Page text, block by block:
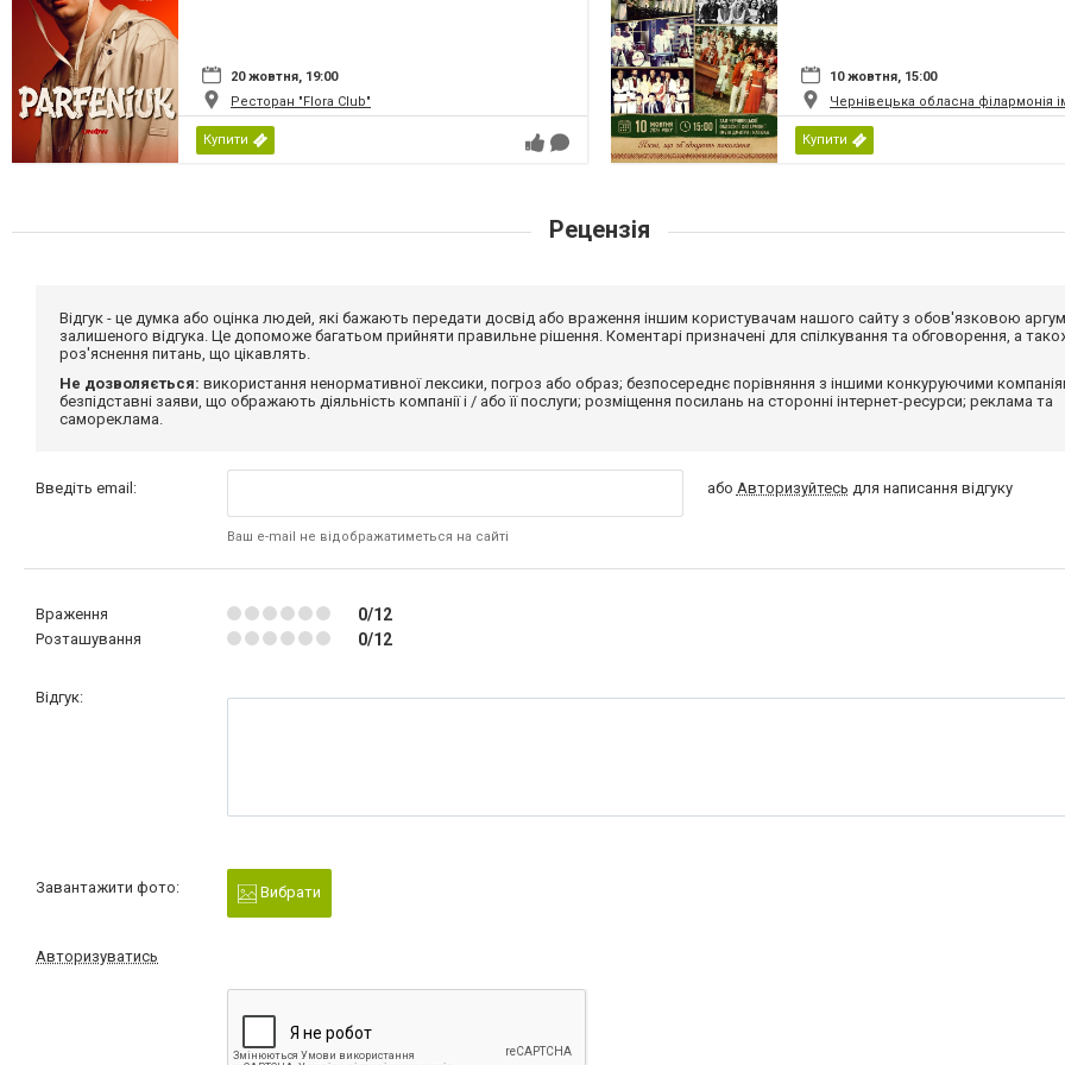
20 жовтня, 19:00
Ресторан "Flora Club"
Купити
10 жовтня, 15:00
Чернівецька обласна філармонія
Купити
Рецензія
Відгук - це думка або оцінка людей, які бажають передати досвід або враження іншим користувачам нашого сайту з обов'язковою
залишеного відгука. Це допоможе багатьом прийняти правильне рішення. Коментарі призначені для спілкування та обговорення, а
роз'яснення питань, що цікавлять.
Не дозволяється: використання ненормативної лексики, погроз або образ; безпосереднє порівняння з іншими конкуруючими
безпідставні заяви, що ображають діяльність компанії і / або її послуги; розміщення посилань на сторонні інтернет-ресурси; реклама та
самореклама.
Введіть email:
Ваш e-mail не відображатиметься на сайті
або Авторизуйтесь для написання відгуку
Враження 0/12
Розташування 0/12
Відгук:
Завантажити фото: Вибрати
Авторизуватись